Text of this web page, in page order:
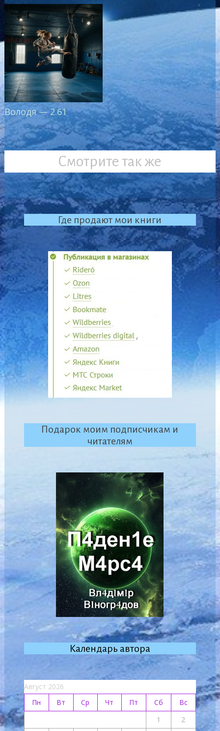
Володя — 2.61
Смотрите так же
Где продают мои книги
Подарок моим подписчикам и
читателям
Календарь автора
Август 2026
Пн
Вт Ср Чт Пт Сб
Вс
1
2